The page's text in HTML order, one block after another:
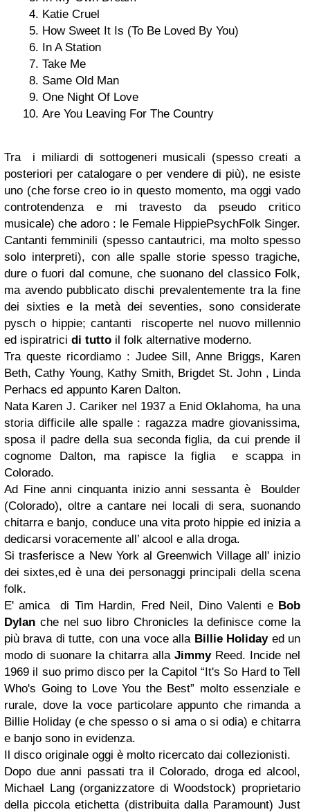
Katie Cruel
How Sweet It Is (To Be Loved By You)
In A Station
Take Me
Same Old Man
One Night Of Love
Are You Leaving For The Country
Tra i miliardi di sottogeneri musicali (spesso creati a
posteriori per catalogare o per vendere di più), ne esiste
uno (che forse creo io in questo momento, ma oggi vado
controtendenza e mi travesto da pseudo critico
musicale) che adoro : le Female HippiePsychFolk Singer.
Cantanti femminili (spesso cantautrici, ma molto spesso
solo interpreti), con alle spalle storie spesso tragiche,
dure o fuori dal comune, che suonano del classico Folk,
ma avendo pubblicato dischi prevalentemente tra la fine
dei sixties e la metà dei seventies, sono considerate
pysch o hippie; cantanti riscoperte nel nuovo millennio
ed ispiratrici di tutto il folk alternative moderno.
Tra queste ricordiamo : Judee Sill, Anne Briggs, Karen
Beth, Cathy Young, Kathy Smith, Brigdet St. John , Linda
Perhacs ed appunto Karen Dalton.
Nata Karen J. Cariker nel 1937 a Enid Oklahoma, ha una
storia difficile alle spalle : ragazza madre giovanissima,
sposa il padre della sua seconda figlia, da cui prende il
cognome Dalton, ma rapisce la figlia e scappa in
Colorado.
Ad Fine anni cinquanta inizio anni sessanta è Boulder
(Colorado), oltre a cantare nei locali di sera, suonando
chitarra e banjo, conduce una vita proto hippie ed inizia a
dedicarsi voracemente all’ alcool e alla droga.
Si trasferisce a New York al Greenwich Village all' inizio
dei sixtes,ed è una dei personaggi principali della scena
folk.
E' amica di Tim Hardin, Fred Neil, Dino Valenti e Bob
Dylan che nel suo libro Chronicles la definisce come la
più brava di tutte, con una voce alla Billie Holidayed un
modo di suonare la chitarra alla JimmyReed. Incide nel
1969 il suo primo disco per la Capitol “It's So Hard to Tell
Who's Going to Love You the Best” molto essenziale e
rurale, dove la voce particolare appunto che rimanda a
Billie Holiday (e che spesso o si ama o si odia) e chitarra
e banjo sono in evidenza.
Il disco originale oggi è molto ricercato dai collezionisti.
Dopo due anni passati tra il Colorado, droga ed alcool,
Michael Lang (organizzatore di Woodstock) proprietario
della piccola etichetta (distribuita dalla Paramount) Just